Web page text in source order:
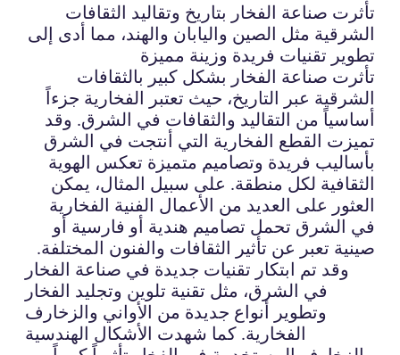
تأثرت صناعة الفخار بتاريخ وتقاليد الثقافات
الشرقية مثل الصين واليابان والهند، مما أدى إلى
تطوير تقنيات فريدة وزينة مميزة
تأثرت صناعة الفخار بشكل كبير بالثقافات
الشرقية عبر التاريخ، حيث تعتبر الفخارية جزءاً
أساسياً من التقاليد والثقافات في الشرق. وقد
تميزت القطع الفخارية التي أنتجت في الشرق
بأساليب فريدة وتصاميم متميزة تعكس الهوية
الثقافية لكل منطقة. على سبيل المثال، يمكن
العثور على العديد من الأعمال الفنية الفخارية
في الشرق تحمل تصاميم هندية أو فارسية أو
صينية تعبر عن تأثير الثقافات والفنون المختلفة.
وقد تم ابتكار تقنيات جديدة في صناعة الفخار
في الشرق، مثل تقنية تلوين وتجليد الفخار
وتطوير أنواع جديدة من الأواني والزخارف
الفخارية. كما شهدت الأشكال الهندسية